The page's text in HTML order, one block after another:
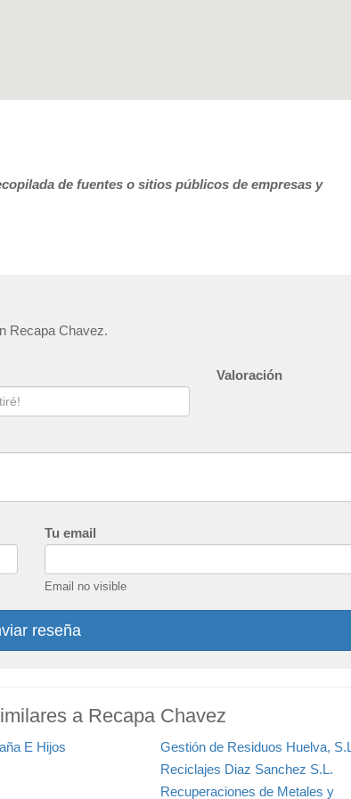
de fuentes o sitios públicos de empresas y
Recapa Chavez.
Valoración
Tu email
Email no visible
reseña
a Recapa Chavez
E Hijos
Gestión de Residuos Huelva,
Reciclajes Diaz Sanchez S.L.
Recuperaciones de Metales y